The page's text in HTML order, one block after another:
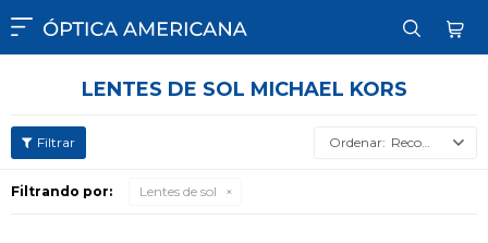

LENTES DE SOL MICHAEL KORS
Recomendados
Filtrando por: Lentes de sol